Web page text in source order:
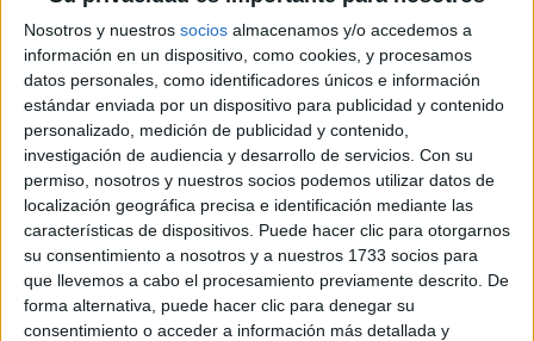
Nosotros y nuestros socios almacenamos y/o accedemos a
información en un dispositivo, como cookies, y procesamos
datos personales, como identificadores únicos e información
estándar enviada por un dispositivo para publicidad y contenido
personalizado, medición de publicidad y contenido,
investigación de audiencia y desarrollo de servicios. Con su
permiso, nosotros y nuestros socios podemos utilizar datos de
localización geográfica precisa e identificación mediante las
características de dispositivos. Puede hacer clic para otorgarnos
su consentimiento a nosotros y a nuestros 1733 socios para
que llevemos a cabo el procesamiento previamente descrito. De
forma alternativa, puede hacer clic para denegar su
consentimiento o acceder a información más detallada y